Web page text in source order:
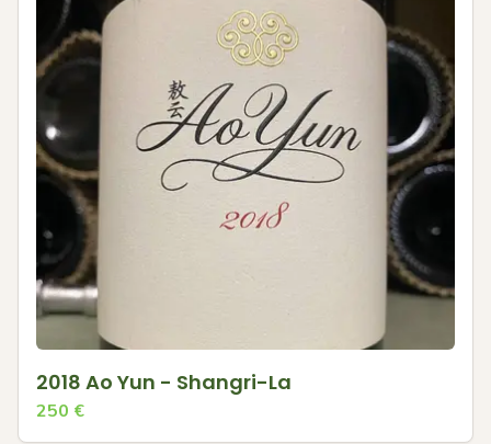
2018 Ao Yun - Shangri-La
250 €